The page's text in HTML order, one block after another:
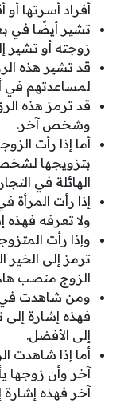
أفراد أسرتها أو
تشير أيضًا في
زوجته أو تشير
قد تشير هذه
لمساعدتهم في
قد ترمز هذه
وشخص آخر.
أما إذا رأت
بتزويجها
الهائلة في
إذا رأت
ولا تعرفه فهذه
وإذا رأت
ترمز إلى الخير
الزوج منصب
ومن شاهدت في
فهذه إشارة إلى
إلى الأفضل.
أما إذا شاهدت
آخر وأن
آخر فهذه إشارة